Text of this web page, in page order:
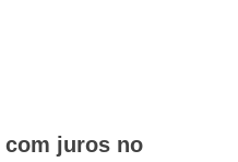
com juros no